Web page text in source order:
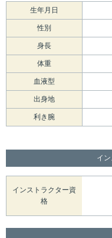
生年月日
性別
身長
体重
血液型
出身地
利き腕
イ
インストラクター資
格